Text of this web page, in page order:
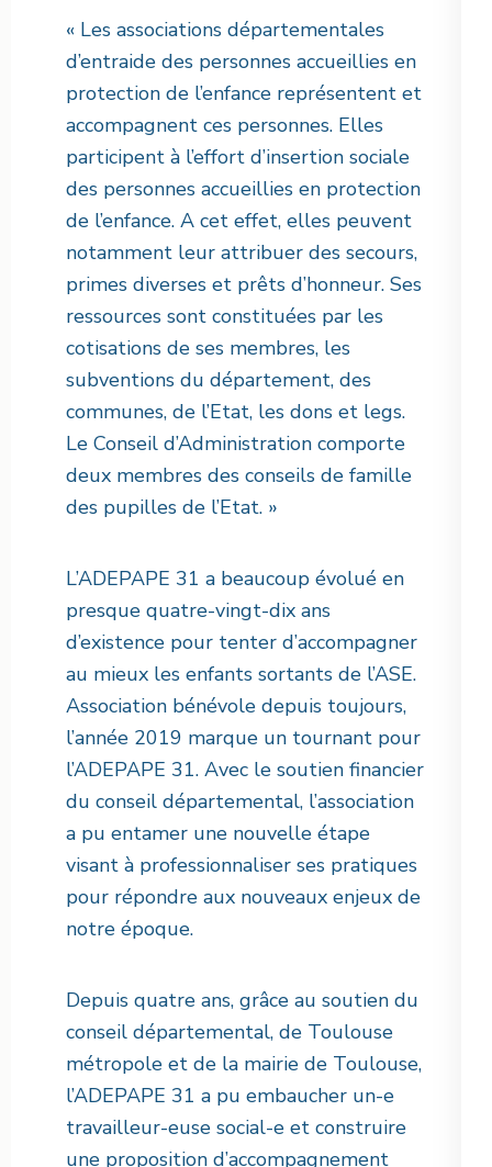
« Les associations départementales
d’entraide des personnes accueillies en
protection de l’enfance représentent et
accompagnent ces personnes. Elles
participent à l’effort d’insertion sociale
des personnes accueillies en protection
de l’enfance. A cet effet, elles peuvent
notamment leur attribuer des secours,
primes diverses et prêts d’honneur. Ses
ressources sont constituées par les
cotisations de ses membres, les
subventions du département, des
communes, de l’Etat, les dons et legs.
Le Conseil d’Administration comporte
deux membres des conseils de famille
des pupilles de l’Etat. »
L’ADEPAPE 31 a beaucoup évolué en
presque quatre-vingt-dix ans
d’existence pour tenter d’accompagner
au mieux les enfants sortants de l’ASE.
Association bénévole depuis toujours,
l’année 2019 marque un tournant pour
l’ADEPAPE 31. Avec le soutien financier
du conseil départemental, l’association
a pu entamer une nouvelle étape
visant à professionnaliser ses pratiques
pour répondre aux nouveaux enjeux de
notre époque.
Depuis quatre ans, grâce au soutien du
conseil départemental, de Toulouse
métropole et de la mairie de Toulouse,
l’ADEPAPE 31 a pu embaucher un-e
travailleur-euse social-e et construire
une proposition d’accompagnement